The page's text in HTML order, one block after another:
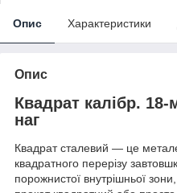
Опис Характеристики
Опис
Квадрат калібр.
наг
Квадрат сталевий — це
квадратного перерізу
порожнистої внутрішньої